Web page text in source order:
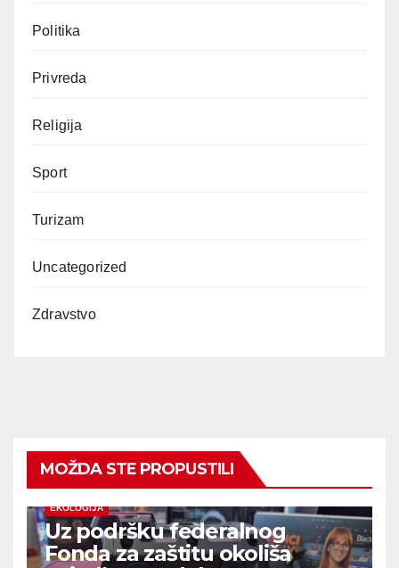
Politika
Privreda
Religija
Sport
Turizam
Uncategorized
Zdravstvo
MOŽDA STE PROPUSTILI
EKOLOGIJA
Uz podršku federalnog
Fonda za zaštitu okoliša